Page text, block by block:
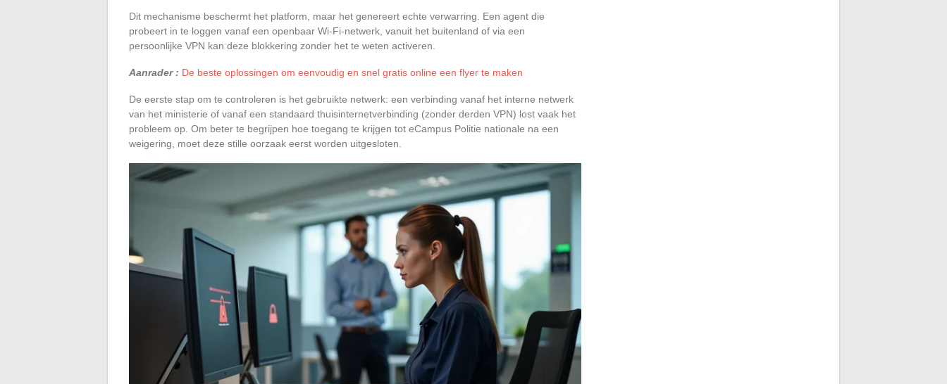
Dit mechanisme beschermt het platform, maar het genereert echte verwarring. Een agent die
probeert in te loggen vanaf een openbaar Wi-Fi-netwerk, vanuit het buitenland of via een
persoonlijke VPN kan deze blokkering zonder het te weten activeren.
Aanrader : De beste oplossingen om eenvoudig en snel gratis online een flyer te maken
De eerste stap om te controleren is het gebruikte netwerk: een verbinding vanaf het interne netwerk
van het ministerie of vanaf een standaard thuisinternetverbinding (zonder derden VPN) lost vaak het
probleem op. Om beter te begrijpen hoe toegang te krijgen tot eCampus Politie nationale na een
weigering, moet deze stille oorzaak eerst worden uitgesloten.